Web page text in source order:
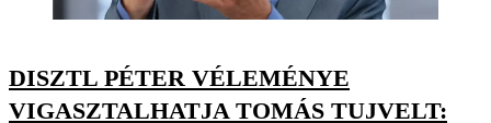
DISZTL PÉTER VÉLEMÉNYE
VIGASZTALHATJA TOMÁS TUJVELT: